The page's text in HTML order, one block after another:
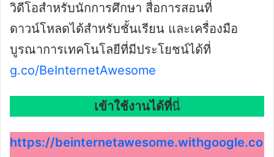
วิดีโอสำหรับนักการศึกษา สื่อการสอนที่
ดาวน์โหลดได้สำหรับชั้นเรียน และเครื่องมือ
บูรณาการเทคโนโลยีที่มีประโยชน์ได้ที่
g.co/BeInternetAwesome
เข้าใช้งานได้ที่นี่
https://beinternetawesome.withgoogle.co